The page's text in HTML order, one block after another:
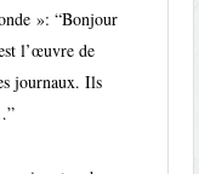
»: “Bonjour
l’œuvre de
journaux. Ils
”